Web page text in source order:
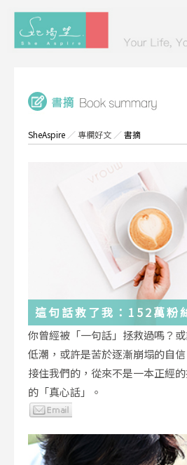
SheAspire ／專欄好文 ／書摘
這句話救了我：152萬粉
受歡迎的YouTuber「國
為跌落情緒深淵的你雪中
你曾經被「一句話」拯救過嗎？
低潮，或許是苦於逐漸崩塌的自
接住我們的，從來不是一本正經
的「真心話」。